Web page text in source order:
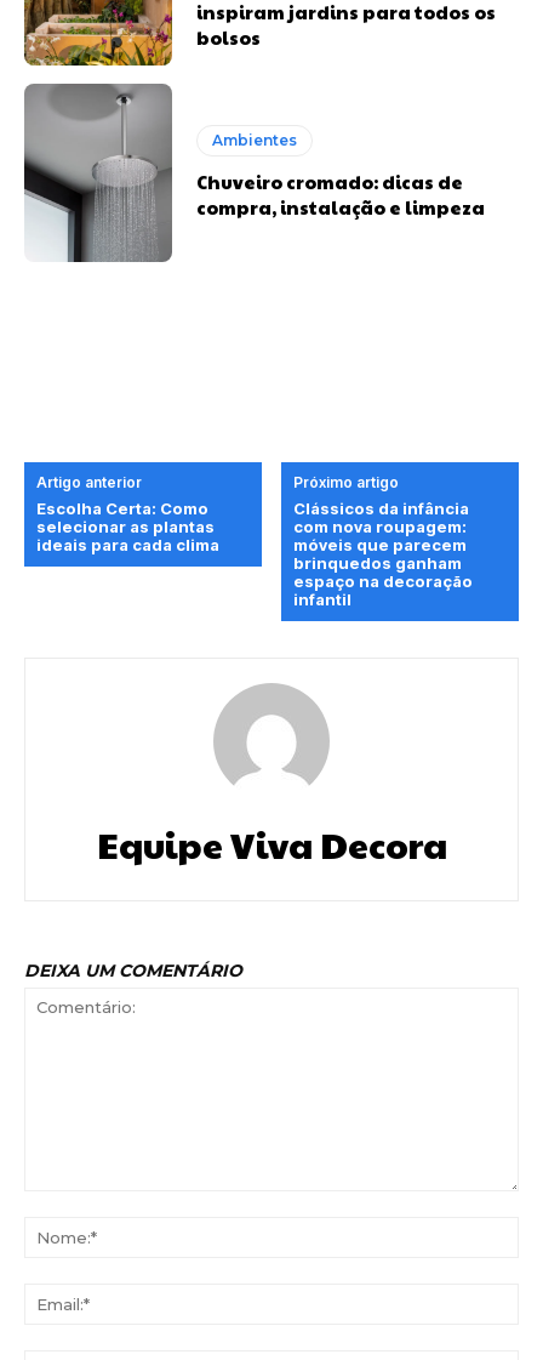
inspiram jardins para todos os
bolsos
Ambientes
Chuveiro cromado: dicas de
compra, instalação e limpeza
Artigo anterior
Escolha Certa: Como
selecionar as plantas
ideais para cada clima
Próximo artigo
Clássicos da infância
com nova roupagem:
móveis que parecem
brinquedos ganham
espaço na decoração
infantil
Equipe Viva Decora
DEIXA UM COMENTÁRIO